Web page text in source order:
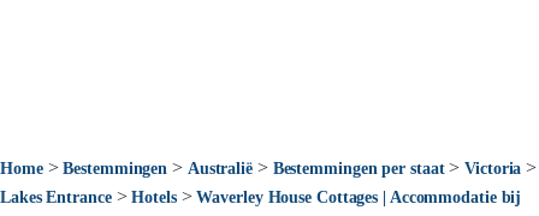
Home>Bestemmingen > Australië> Bestemmingen per staat>Victoria >
Lakes Entrance>Hotels>Waverley House Cottages | Accommodatie bij